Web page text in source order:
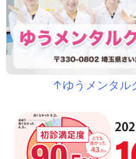
↑ゆうメンタル